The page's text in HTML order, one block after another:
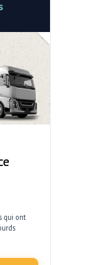
qui ont